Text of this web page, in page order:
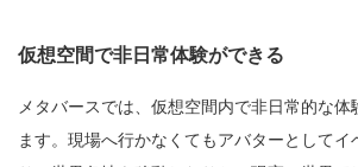
仮想空間で非日常体験ができる
メタバースでは、仮想空間内で非日常的な体
ます。現場へ行かなくてもアバターとしてイ